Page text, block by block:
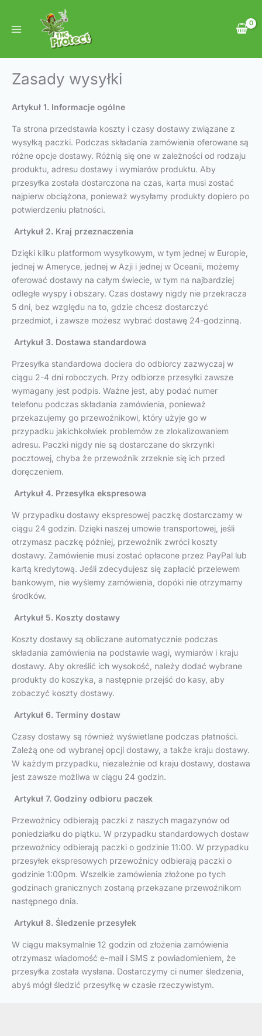
treści
Zasady wysyłki
Artykuł 1. Informacje ogólne
Ta strona przedstawia koszty i czasy dostawy związane z
wysyłką paczki. Podczas składania zamówienia oferowane są
różne opcje dostawy. Różnią się one w zależności od rodzaju
produktu, adresu dostawy i wymiarów produktu. Aby
przesyłka została dostarczona na czas, karta musi zostać
najpierw obciążona, ponieważ wysyłamy produkty dopiero po
potwierdzeniu płatności.
Artykuł 2. Kraj przeznaczenia
Dzięki kilku platformom wysyłkowym, w tym jednej w Europie,
jednej w Ameryce, jednej w Azji i jednej w Oceanii, możemy
oferować dostawy na całym świecie, w tym na najbardziej
odległe wyspy i obszary. Czas dostawy nigdy nie przekracza
5 dni, bez względu na to, gdzie chcesz dostarczyć
przedmiot, i zawsze możesz wybrać dostawę 24-godzinną.
Artykuł 3. Dostawa standardowa
Przesyłka standardowa dociera do odbiorcy zazwyczaj w
ciągu 2-4 dni roboczych. Przy odbiorze przesyłki zawsze
wymagany jest podpis. Ważne jest, aby podać numer
telefonu podczas składania zamówienia, ponieważ
przekazujemy go przewoźnikowi, który użyje go w
przypadku jakichkolwiek problemów ze zlokalizowaniem
adresu. Paczki nigdy nie są dostarczane do skrzynki
pocztowej, chyba że przewoźnik zrzeknie się ich przed
doręczeniem.
Artykuł 4. Przesyłka ekspresowa
W przypadku dostawy ekspresowej paczkę dostarczamy w
ciągu 24 godzin. Dzięki naszej umowie transportowej, jeśli
otrzymasz paczkę później, przewoźnik zwróci koszty
dostawy. Zamówienie musi zostać opłacone przez PayPal lub
kartą kredytową. Jeśli zdecydujesz się zapłacić przelewem
bankowym, nie wyślemy zamówienia, dopóki nie otrzymamy
środków.
Artykuł 5. Koszty dostawy
Koszty dostawy są obliczane automatycznie podczas
składania zamówienia na podstawie wagi, wymiarów i kraju
dostawy. Aby określić ich wysokość, należy dodać wybrane
produkty do koszyka, a następnie przejść do kasy, aby
zobaczyć koszty dostawy.
Artykuł 6. Terminy dostaw
Czasy dostawy są również wyświetlane podczas płatności.
Zależą one od wybranej opcji dostawy, a także kraju dostawy.
W każdym przypadku, niezależnie od kraju dostawy, dostawa
jest zawsze możliwa w ciągu 24 godzin.
Artykuł 7. Godziny odbioru paczek
Przewoźnicy odbierają paczki z naszych magazynów od
poniedziałku do piątku. W przypadku standardowych dostaw
przewoźnicy odbierają paczki o godzinie 11:00. W przypadku
przesyłek ekspresowych przewoźnicy odbierają paczki o
godzinie 1:00pm. Wszelkie zamówienia złożone po tych
godzinach granicznych zostaną przekazane przewoźnikom
następnego dnia.
Artykuł 8. Śledzenie przesyłek
W ciągu maksymalnie 12 godzin od złożenia zamówienia
otrzymasz wiadomość e-mail i SMS z powiadomieniem, że
przesyłka została wysłana. Dostarczymy ci numer śledzenia,
abyś mógł śledzić przesyłkę w czasie rzeczywistym.